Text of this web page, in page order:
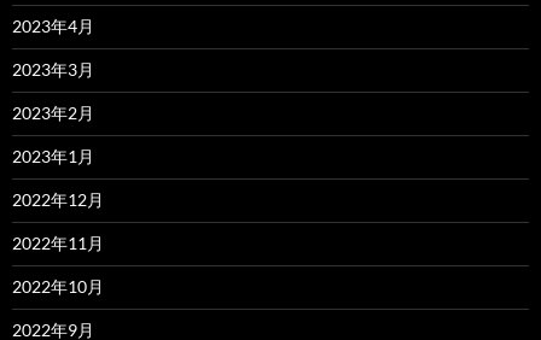
2023年4月
2023年3月
2023年2月
2023年1月
2022年12月
2022年11月
2022年10月
2022年9月